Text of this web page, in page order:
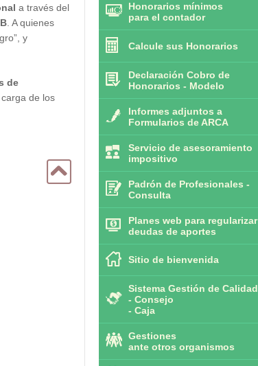
a través del
. A quienes
y
de
de los
Honorarios mínimos
para el contador
Calcule sus Honorarios
Declaración Cobro de
Honorarios - Modelo
Informes adjuntos a
Formularios de ARCA
Servicio de asesoramiento
impositivo
Padrón de Profesionales -
Consulta
Planes web para regularizar
deudas de aportes
Sitio de bienvenida
Sistema Gestión de Calidad
- Consejo
- Caja
Gestiones
ante otros organismos